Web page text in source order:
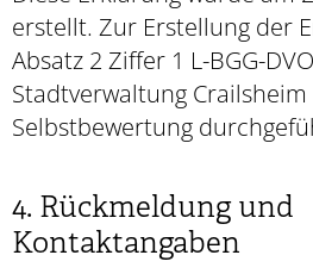
erstellt. Zur Erstellung der
Absatz 2 Ziffer 1 L-BGG-
Stadtverwaltung Crailsheim
Selbstbewertung
4. Rückmeldung und
Kontaktangaben